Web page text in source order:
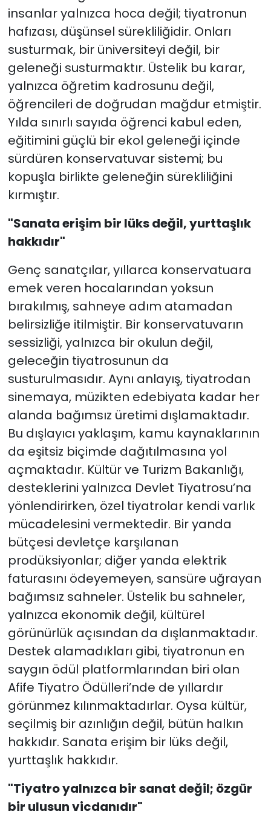
insanlar yalnızca hoca değil; tiyatronun
hafızası, düşünsel sürekliliğidir. Onları
susturmak, bir üniversiteyi değil, bir
geleneği susturmaktır. Üstelik bu karar,
yalnızca öğretim kadrosunu değil,
öğrencileri de doğrudan mağdur etmiştir.
Yılda sınırlı sayıda öğrenci kabul eden,
eğitimini güçlü bir ekol geleneği içinde
sürdüren konservatuvar sistemi; bu
kopuşla birlikte geleneğin sürekliliğini
kırmıştır.
"Sanata erişim bir lüks değil, yurttaşlık
hakkıdır"
Genç sanatçılar, yıllarca konservatuara
emek veren hocalarından yoksun
bırakılmış, sahneye adım atamadan
belirsizliğe itilmiştir. Bir konservatuvarın
sessizliği, yalnızca bir okulun değil,
geleceğin tiyatrosunun da
susturulmasıdır. Aynı anlayış, tiyatrodan
sinemaya, müzikten edebiyata kadar her
alanda bağımsız üretimi dışlamaktadır.
Bu dışlayıcı yaklaşım, kamu kaynaklarının
da eşitsiz biçimde dağıtılmasına yol
açmaktadır. Kültür ve Turizm Bakanlığı,
desteklerini yalnızca Devlet Tiyatrosu’na
yönlendirirken, özel tiyatrolar kendi varlık
mücadelesini vermektedir. Bir yanda
bütçesi devletçe karşılanan
prodüksiyonlar; diğer yanda elektrik
faturasını ödeyemeyen, sansüre uğrayan
bağımsız sahneler. Üstelik bu sahneler,
yalnızca ekonomik değil, kültürel
görünürlük açısından da dışlanmaktadır.
Destek alamadıkları gibi, tiyatronun en
saygın ödül platformlarından biri olan
Afife Tiyatro Ödülleri’nde de yıllardır
görünmez kılınmaktadırlar. Oysa kültür,
seçilmiş bir azınlığın değil, bütün halkın
hakkıdır. Sanata erişim bir lüks değil,
yurttaşlık hakkıdır.
"Tiyatro yalnızca bir sanat değil; özgür
bir ulusun vicdanıdır"